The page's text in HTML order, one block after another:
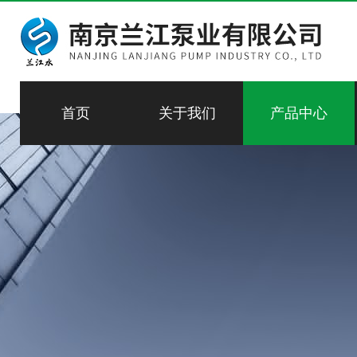
首页 关于我们 产品中心